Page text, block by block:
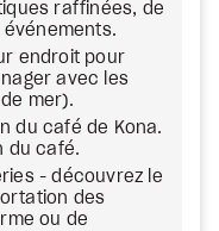
raffinées, de
endroit pour
avec les
mer).
du café de Kona.
du café.
- découvrez le
des
ou de